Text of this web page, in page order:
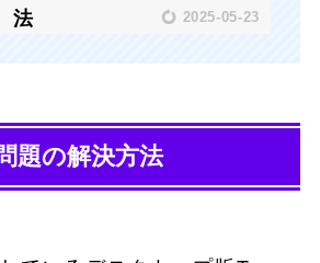
法
2025-05-23
題の解決方法